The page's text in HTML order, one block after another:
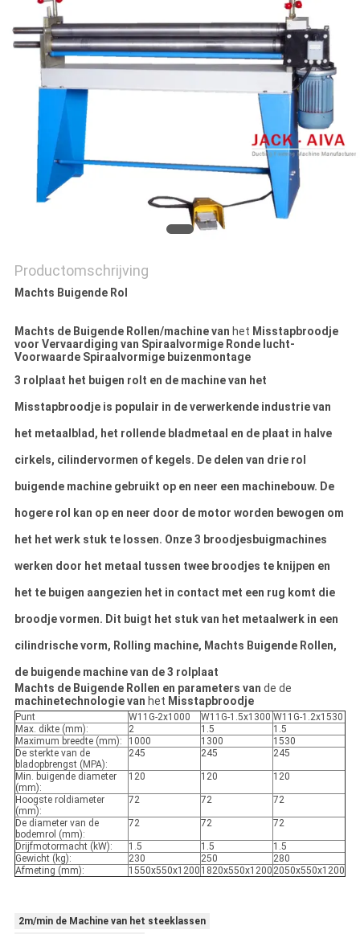
VRAAG
EEN
OFFERTE
SITEMAP
PRIVACY
POLICY
Productomschrijving
Machts Buigende Rol
Machts de Buigende Rollen/machine van het Misstapbroodje
voor Vervaardiging van Spiraalvormige Ronde lucht-
Voorwaarde Spiraalvormige buizenmontage
3 rolplaat het buigen rolt en de machine van het
Misstapbroodje is populair in de verwerkende industrie van
het metaalblad, het rollende bladmetaal en de plaat in halve
cirkels, cilindervormen of kegels. De delen van drie rol
buigende machine gebruikt op en neer een machinebouw. De
hogere rol kan op en neer door de motor worden bewogen om
het het werk stuk te lossen. Onze 3 broodjesbuigmachines
werken door het metaal tussen twee broodjes te knijpen en
het te buigen aangezien het in contact met een rug komt die
broodje vormen. Dit buigt het stuk van het metaalwerk in een
cilindrische vorm, Rolling machine, Machts Buigende Rollen,
de buigende machine van de 3 rolplaat
Machts de Buigende Rollen en parameters van de de
machinetechnologie van het Misstapbroodje
Punt W11G-2x1000 W11G-1.5x1300 W11G-1.2x1530
Max. dikte (mm):
2 1.5
1.5
Maximum breedte (mm):
1000 1300
1530
De sterkte van de
bladopbrengst (MPA):
245 245 245
Min. buigende diameter
(mm):
120 120 120
Hoogste roldiameter
(mm):
72 72 72
De diameter van de
bodemrol (mm):
72 72 72
Drijfmotormacht (kW): 1.5 1.5
1.5
Gewicht (kg):
230 250
280
Afmeting (mm):
1550x550x1200 1820x550x1200 2050x550x1200
2m/min de Machine van het steeklassen